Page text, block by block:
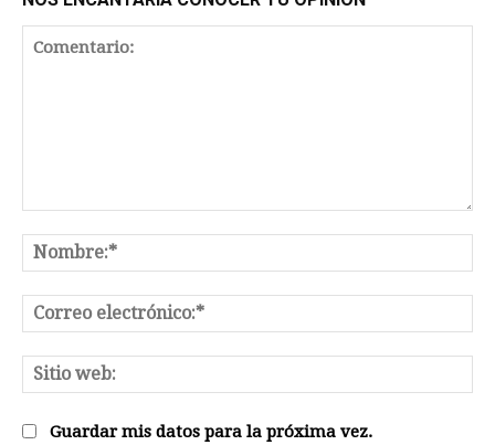
Guardar mis datos para la próxima vez.